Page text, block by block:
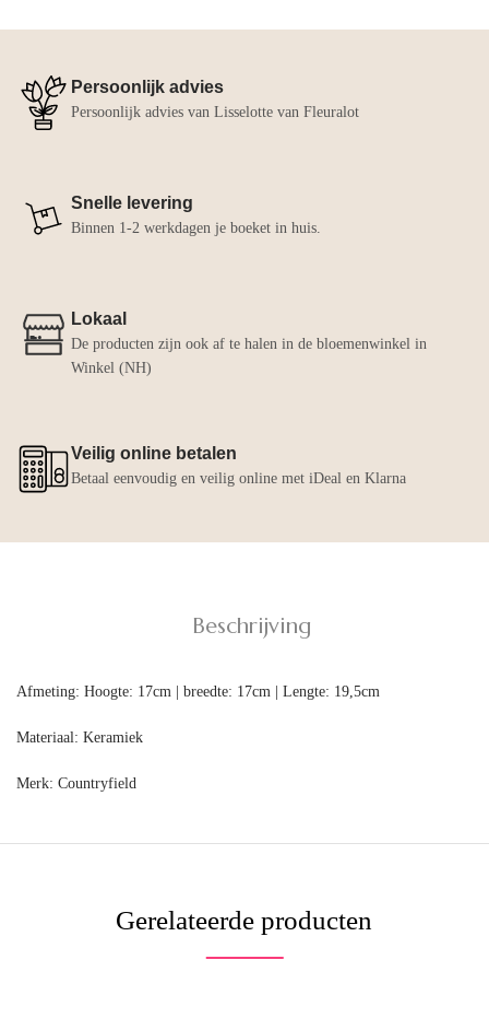
Persoonlijk advies
Persoonlijk advies van Lisselotte van Fleuralot
Snelle levering
Binnen 1-2 werkdagen je boeket in huis.
Lokaal
De producten zijn ook af te halen in de bloemenwinkel in
Winkel (NH)
Veilig online betalen
Betaal eenvoudig en veilig online met iDeal en Klarna
Beschrijving
Afmeting: Hoogte: 17cm | breedte: 17cm | Lengte: 19,5cm
Materiaal: Keramiek
Merk: Countryfield
Gerelateerde producten